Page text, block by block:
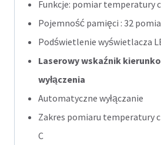
Funkcje: pomiar temperatury
Pojemność pamięci : 32
Podświetlenie wyświetlacza
Laserowy wskaźnik
wyłączenia
Automatyczne wyłączanie
Zakres pomiaru temperatury
C